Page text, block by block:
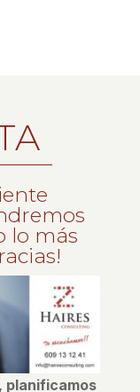
lo más
planificamos